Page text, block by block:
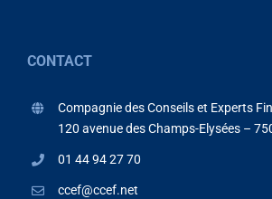
CONTACT
Compagnie des Conseils et Experts
120 avenue des Champs-Elysées –
01 44 94 27 70
ccef@ccef.net